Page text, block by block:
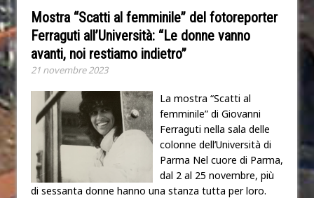
Mostra “Scatti al femminile” del fotoreporter
Ferraguti all’Università: “Le donne vanno
avanti, noi restiamo indietro”
21 novembre 2023
La mostra “Scatti al
femminile” di Giovanni
Ferraguti nella sala delle
colonne dell’Università di
Parma Nel cuore di Parma,
dal 2 al 25 novembre, più
di sessanta donne hanno una stanza tutta per loro.